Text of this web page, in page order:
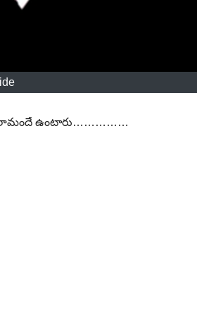
చాలామందే ఉంటారు……………